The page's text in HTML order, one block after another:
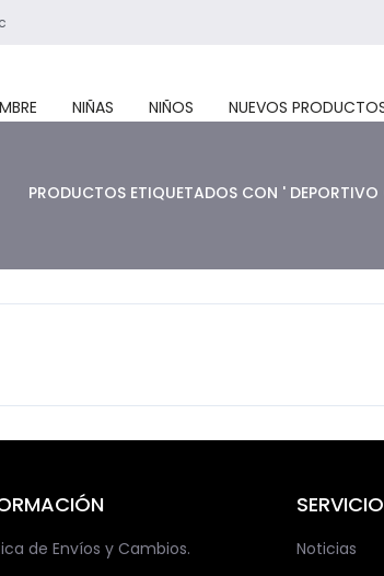
NIÑAS NIÑOS NUEVOS
PRODUCTOS ETIQUETADOS CON '
de Envíos y Cambios.
Noticias